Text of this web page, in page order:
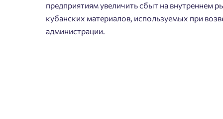
предприятиям увеличить сбыт на внутреннем
кубанских материалов, используемых при
администрации.